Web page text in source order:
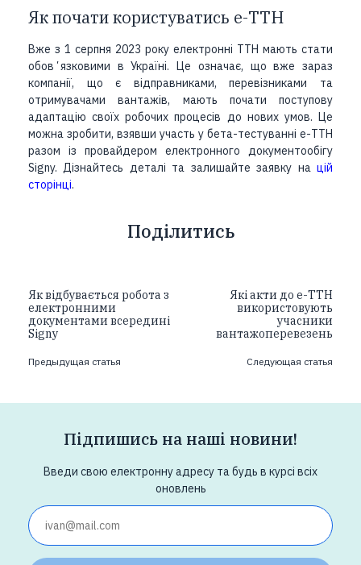
Як почати користуватись е-ТТН
Вже з 1 серпня 2023 року електронні ТТН мають стати
обовʼязковими в Україні. Це означає, що вже зараз
компанії, що є відправниками, перевізниками та
отримувачами вантажів, мають почати поступову
адаптацію своїх робочих процесів до нових умов. Це
можна зробити, взявши участь у бета-тестуванні е-ТТН
разом із провайдером електронного документообігу
Signy. Дізнайтесь деталі та залишайте заявку на цій
сторінці.
Поділитись
Як відбувається робота з
електронними
документами всередині
Signy
Предыдущая статья
Які акти до е-ТТН
використовують
учасники
вантажоперевезень
Следующая статья
Підпишись на наші новини!
Введи свою електронну адресу та будь в курсі всіх
оновлень